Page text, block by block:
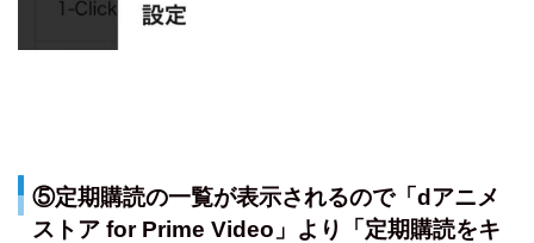
⑤定期購読の一覧が表示されるので「dアニメ
ストア for Prime Video」より「定期購読をキ